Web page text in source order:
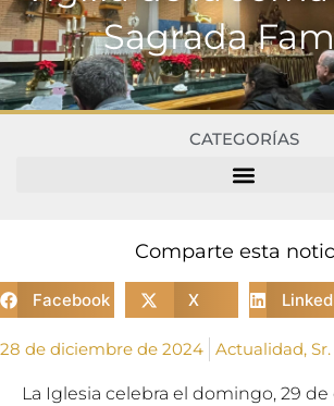
Sagrada
CATEGORÍAS
Comparte esta
Facebook X
28 de diciembre de 2024 Actualidad,
La Iglesia celebra el domingo, 29